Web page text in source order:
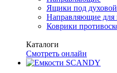
Ящики под
Направляющие для
Коврики
Каталоги
Смотреть онлайн